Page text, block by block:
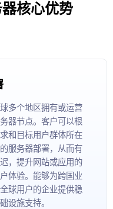
核心优势
多个地区拥有或运营
器节点。客户可以根
和目标用户群体所在
服务器部署，从而有
，提升网站或应用的
体验。能够为跨国业
球用户的企业提供稳
设施支持。